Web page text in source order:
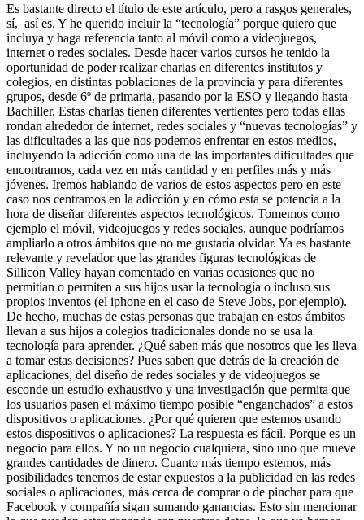
Es bastante directo el título de este artículo, pero a rasgos generales,
sí, así es. Y he querido incluir la “tecnología” porque quiero que
incluya y haga referencia tanto al móvil como a videojuegos,
internet o redes sociales. Desde hacer varios cursos he tenido la
oportunidad de poder realizar charlas en diferentes institutos y
colegios, en distintas poblaciones de la provincia y para diferentes
grupos, desde 6º de primaria, pasando por la ESO y llegando hasta
Bachiller. Estas charlas tienen diferentes vertientes pero todas ellas
rondan alrededor de internet, redes sociales y “nuevas tecnologías” y
las dificultades a las que nos podemos enfrentar en estos medios,
incluyendo la adicción como una de las importantes dificultades que
encontramos, cada vez en más cantidad y en perfiles más y más
jóvenes. Iremos hablando de varios de estos aspectos pero en este
caso nos centramos en la adicción y en cómo esta se potencia a la
hora de diseñar diferentes aspectos tecnológicos. Tomemos como
ejemplo el móvil, videojuegos y redes sociales, aunque podríamos
ampliarlo a otros ámbitos que no me gustaría olvidar. Ya es bastante
relevante y revelador que las grandes figuras tecnológicas de
Sillicon Valley hayan comentado en varias ocasiones que no
permitían o permiten a sus hijos usar la tecnología o incluso sus
propios inventos (el iphone en el caso de Steve Jobs, por ejemplo).
De hecho, muchas de estas personas que trabajan en estos ámbitos
llevan a sus hijos a colegios tradicionales donde no se usa la
tecnología para aprender. ¿Qué saben más que nosotros que les lleva
a tomar estas decisiones? Pues saben que detrás de la creación de
aplicaciones, del diseño de redes sociales y de videojuegos se
esconde un estudio exhaustivo y una investigación que permita que
los usuarios pasen el máximo tiempo posible “enganchados” a estos
dispositivos o aplicaciones. ¿Por qué quieren que estemos usando
estos dispositivos o aplicaciones? La respuesta es fácil. Porque es un
negocio para ellos. Y no un negocio cualquiera, sino uno que mueve
grandes cantidades de dinero. Cuanto más tiempo estemos, más
posibilidades tenemos de estar expuestos a la publicidad en las redes
sociales o aplicaciones, más cerca de comprar o de pinchar para que
Facebook y compañía sigan sumando ganancias. Esto sin mencionar